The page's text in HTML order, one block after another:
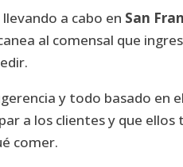
a cabo en San
al comensal que
y todo basado en
a los clientes y que
comer.